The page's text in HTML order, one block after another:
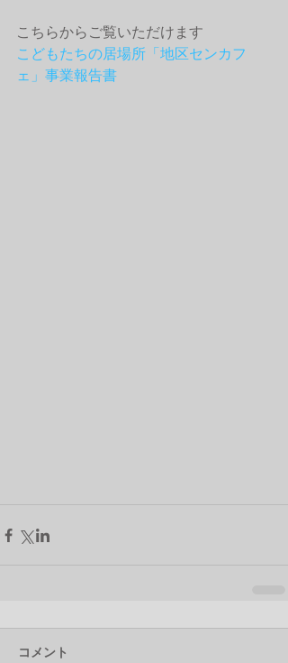
こちらからご覧いただけます
こどもたちの居場所「地区センカフ
ェ」事業報告書
コメント